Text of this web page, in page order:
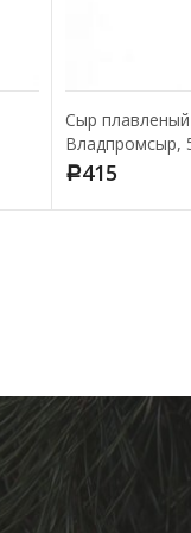
Сыр
Владпромсыр,
Р415